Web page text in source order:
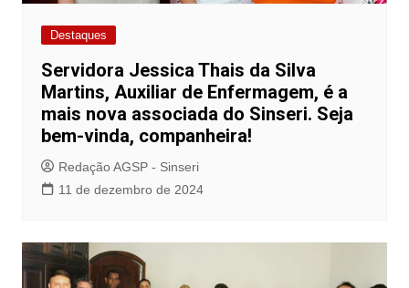
Destaques
Servidora Jessica Thais da Silva
Martins, Auxiliar de Enfermagem, é a
mais nova associada do Sinseri. Seja
bem-vinda, companheira!
Redação AGSP - Sinseri
11 de dezembro de 2024